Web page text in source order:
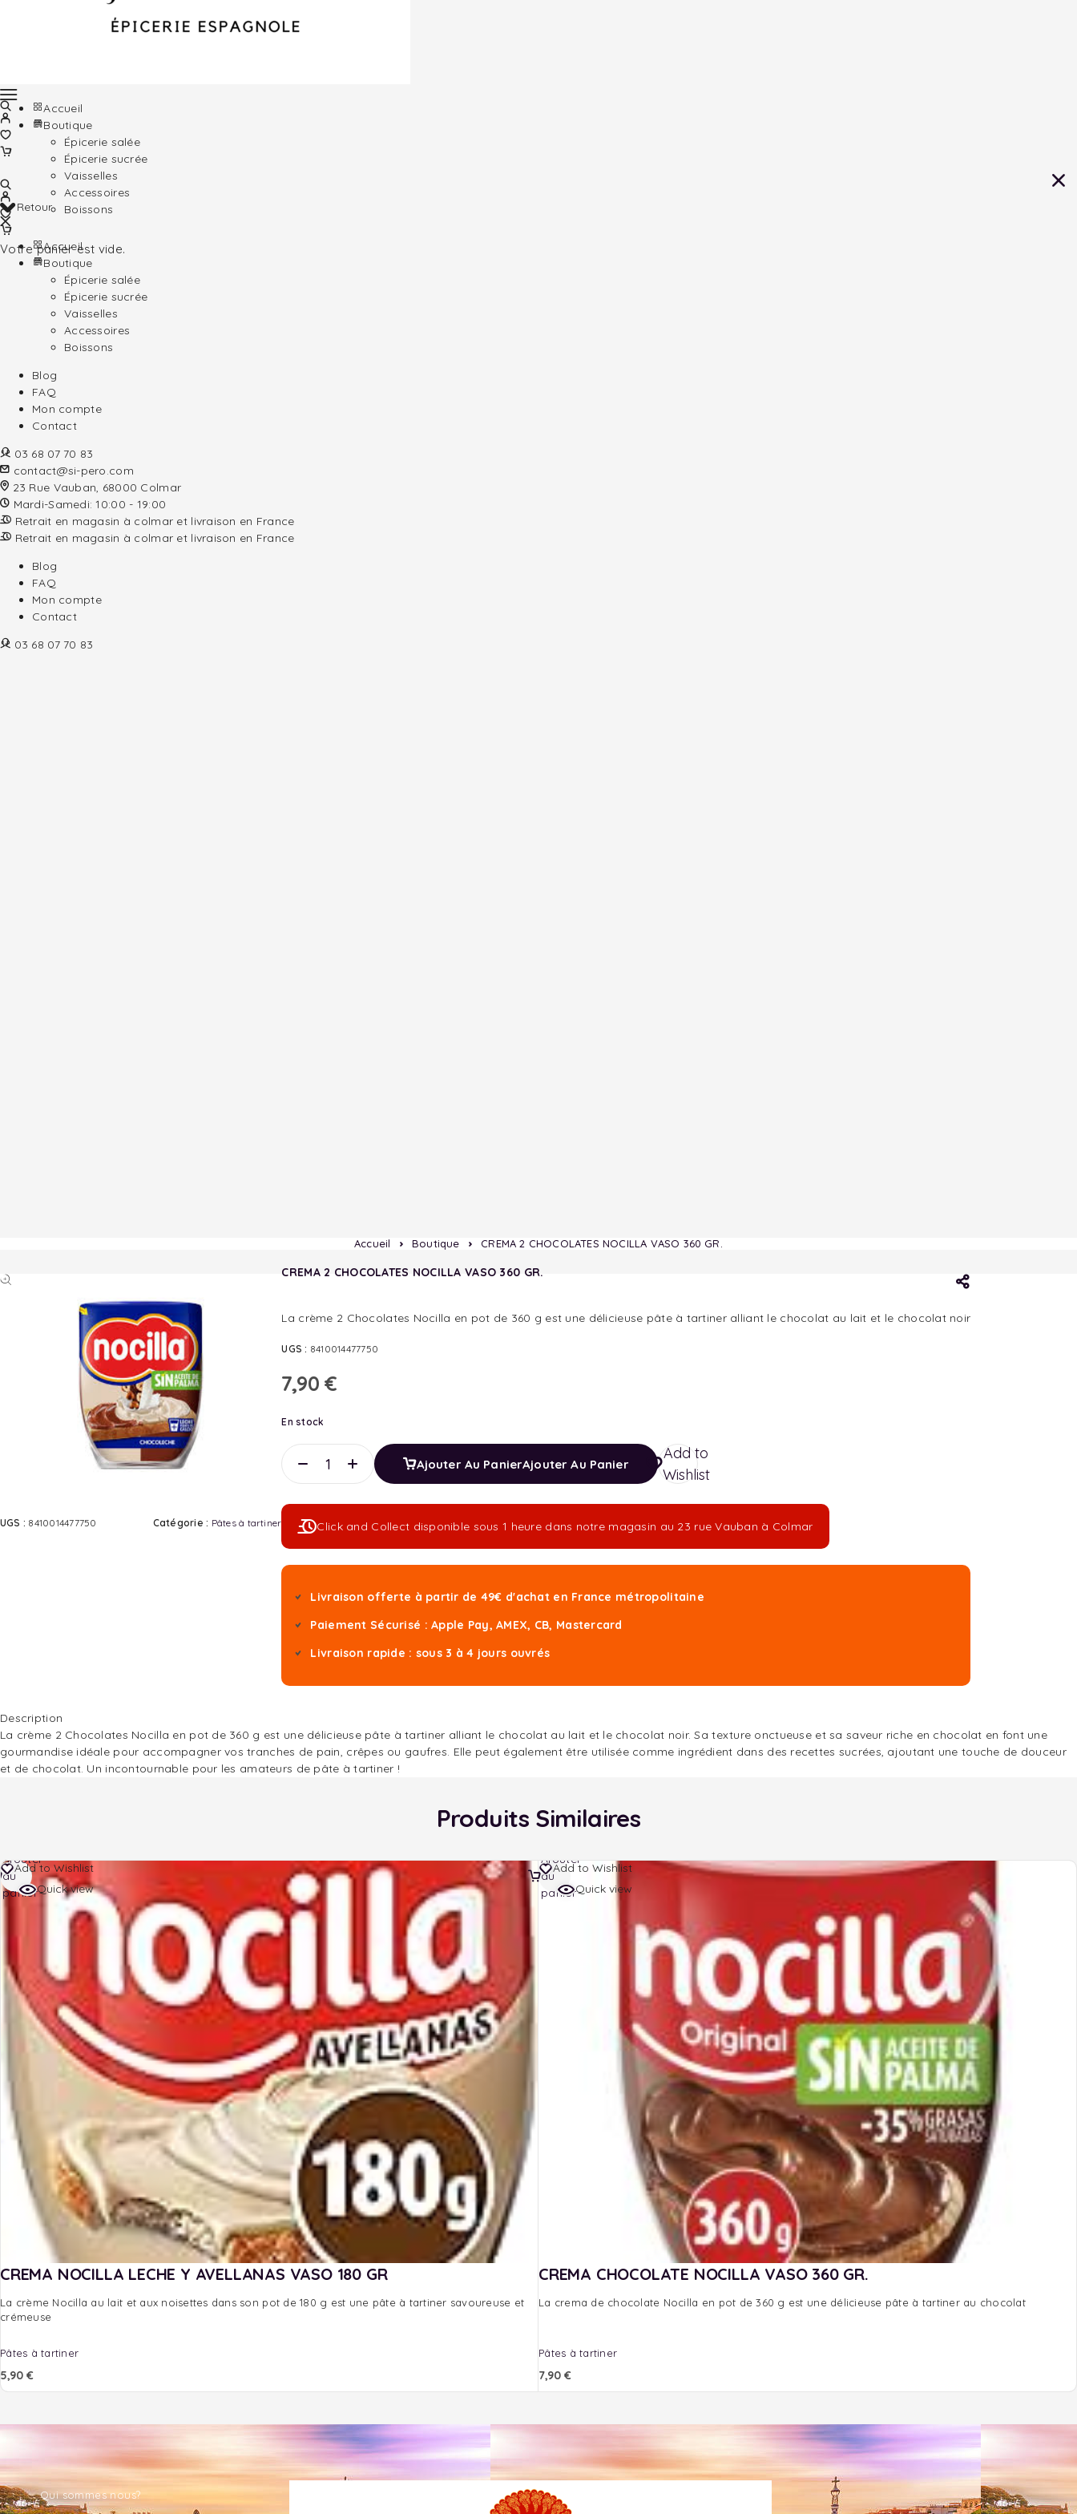
Retour
Accueil
Boutique
Épicerie salée
Épicerie sucrée
Vaisselles
Accessoires
Boissons
Blog
FAQ
Mon compte
Contact
03 68 07 70 83
contact@si-pero.com
23 Rue Vauban, 68000 Colmar
Mardi-Samedi: 10:00 - 19:00
Retrait en magasin à colmar et livraison en France
Retrait en magasin à colmar et livraison en France
Blog
FAQ
Mon compte
Contact
03 68 07 70 83
Accueil
Boutique
Épicerie salée
Épicerie sucrée
Vaisselles
Accessoires
Boissons
Votre panier est vide.
Accueil Boutique CREMA 2 CHOCOLATES NOCILLA VASO 360 GR.
UGS : 8410014477750 Catégorie : Pâtes à tartiner
CREMA 2 CHOCOLATES NOCILLA VASO 360 GR.
La crème 2 Chocolates Nocilla en pot de 360 g est une délicieuse pâte à tartiner alliant le chocolat au lait et le chocolat noir
UGS : 8410014477750
7,90 €
En stock
Ajouter Au PanierAjouter Au Panier
Add to
Wishlist
Click and Collect disponible sous 1 heure dans notre magasin au 23 rue Vauban à Colmar
Livraison offerte à partir de 49€ d'achat en France métropolitaine
Paiement Sécurisé : Apple Pay, AMEX, CB, Mastercard
Livraison rapide : sous 3 à 4 jours ouvrés
Description
La crème 2 Chocolates Nocilla en pot de 360 g est une délicieuse pâte à tartiner alliant le chocolat au lait et le chocolat noir. Sa texture onctueuse et sa saveur riche en chocolat en font une
gourmandise idéale pour accompagner vos tranches de pain, crêpes ou gaufres. Elle peut également être utilisée comme ingrédient dans des recettes sucrées, ajoutant une touche de douceur
et de chocolat. Un incontournable pour les amateurs de pâte à tartiner !
Produits Similaires
Add to Wishlist
Quick view
CREMA NOCILLA LECHE Y AVELLANAS VASO 180 GR
La crème Nocilla au lait et aux noisettes dans son pot de 180 g est une pâte à tartiner savoureuse et
crémeuse
Pâtes à tartiner
5,90 €
Ajouter
au
panier
Add to Wishlist
Quick view
CREMA CHOCOLATE NOCILLA VASO 360 GR.
La crema de chocolate Nocilla en pot de 360 g est une délicieuse pâte à tartiner au chocolat
Pâtes à tartiner
7,90 €
Ajouter
au
panier
Qui sommes nous?